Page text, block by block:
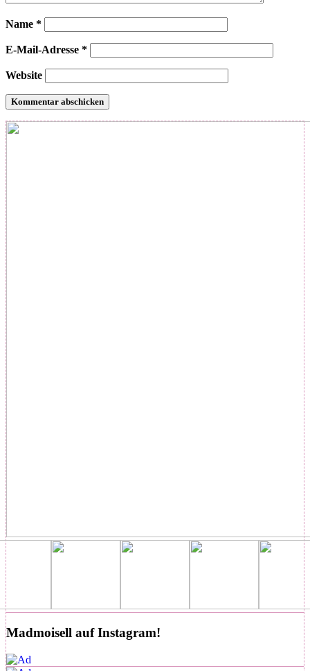
Name *
E-Mail-Adresse *
Website
Madmoisell auf Instagram!